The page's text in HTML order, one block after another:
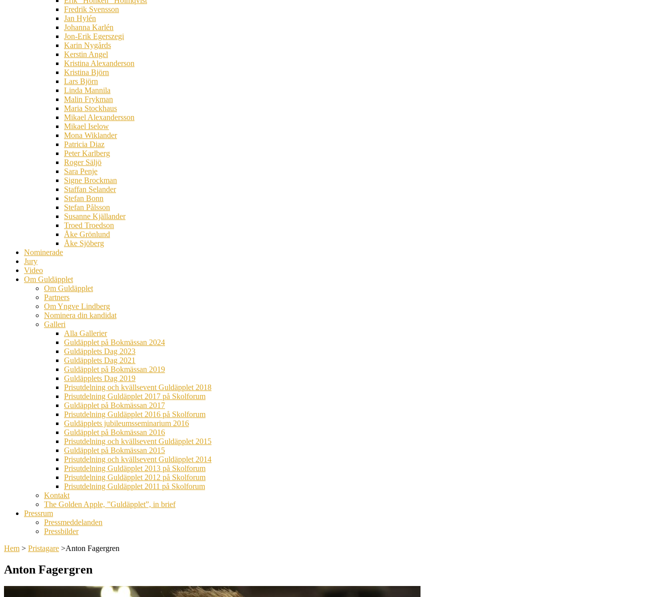
Fredrik Svensson
Jan Hylén
Johanna Karlén
Jon-Erik Egerszegi
Karin Nygårds
Kerstin Angel
Kristina Alexanderson
Kristina Björn
Lars Björn
Linda Mannila
Malin Frykman
Maria Stockhaus
Mikael Alexandersson
Mikael Iselow
Mona Wiklander
Patricia Diaz
Peter Karlberg
Roger Säljö
Sara Penje
Signe Brockman
Staffan Selander
Stefan Bonn
Stefan Pålsson
Susanne Kjällander
Troed Troedson
Åke Grönlund
Åke Sjöberg
Nominerade
Jury
Video
Om Guldäpplet
Om Guldäpplet
Partners
Om Yngve Lindberg
Nominera din kandidat
Galleri
Alla Gallerier
Guldäpplet på Bokmässan 2024
Guldäpplets Dag 2023
Guldäpplets Dag 2021
Guldäpplet på Bokmässan 2019
Guldäpplets Dag 2019
Prisutdelning och kvällsevent Guldäpplet 2018
Prisutdelning Guldäpplet 2017 på Skolforum
Guldäpplet på Bokmässan 2017
Prisutdelning Guldäpplet 2016 på Skolforum
Guldäpplets jubileumsseminarium 2016
Guldäpplet på Bokmässan 2016
Prisutdelning och kvällsevent Guldäpplet 2015
Guldäpplet på Bokmässan 2015
Prisutdelning och kvällsevent Guldäpplet 2014
Prisutdelning Guldäpplet 2013 på Skolforum
Prisutdelning Guldäpplet 2012 på Skolforum
Prisutdelning Guldäpplet 2011 på Skolforum
Kontakt
The Golden Apple, ”Guldäpplet”, in brief
Pressrum
Pressmeddelanden
Pressbilder
Hem > Pristagare >Anton Fagergren
Anton Fagergren